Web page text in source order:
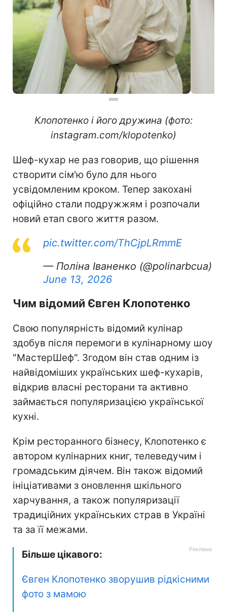
Клопотенко і його дружина (фото:
instagram.com/klopotenko)
Шеф-кухар не раз говорив, що рішення
створити сім'ю було для нього
усвідомленим кроком. Тепер закохані
офіційно стали подружжям і розпочали
новий етап свого життя разом.
pic.twitter.com/ThCjpLRmmE
— Поліна Іваненко (@polinarbcua)
June 13, 2026
Чим відомий Євген Клопотенко
Свою популярність відомий кулінар
здобув після перемоги в кулінарному шоу
"МастерШеф". Згодом він став одним із
найвідоміших українських шеф-кухарів,
відкрив власні ресторани та активно
займається популяризацією української
кухні.
Крім ресторанного бізнесу, Клопотенко є
автором кулінарних книг, телеведучим і
громадським діячем. Він також відомий
ініціативами з оновлення шкільного
харчування, а також популяризації
традиційних українських страв в Україні
та за її межами.
Більше цікавого:
Євген Клопотенко зворушив рідкісними
фото з мамою